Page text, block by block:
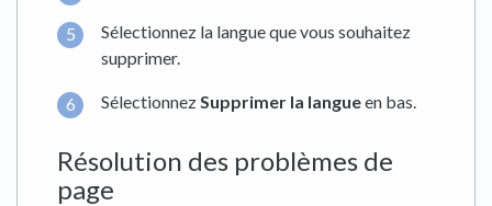
Sélectionnez la langue que vous souhaitez
supprimer.
SélectionnezSupprimer la langueen bas.
Résolution des problèmes de
page